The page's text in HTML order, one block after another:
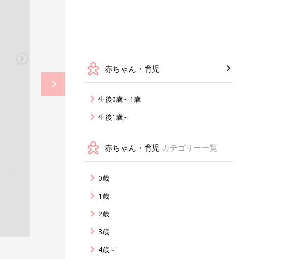
赤ちゃん・育児
生後0歳～1歳
生後1歳～
赤ちゃん・育児 カテゴリー一覧
0歳
1歳
2歳
3歳
4歳～